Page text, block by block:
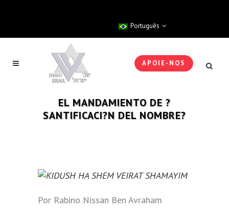
Português
APOIE-NOS
EL MANDAMIENTO DE ?
SANTIFICACI?N DEL NOMBRE?
Por Rabino Nissan Ben Avraham